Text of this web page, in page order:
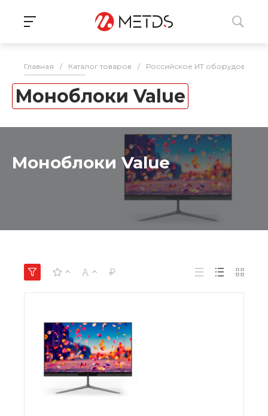
Главная / Каталог товаров / Российское ИТ оборудование
Моноблоки Value
Моноблоки Value